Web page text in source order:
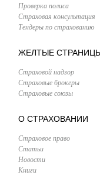
Проверка полиса
Страховая консультация
Тендеры по страхованию
ЖЕЛТЫЕ
Страховой надзор
Страховые брокеры
Страховые союзы
О СТРАХОВАНИИ
Страховое право
Статьи
Новости
Книги